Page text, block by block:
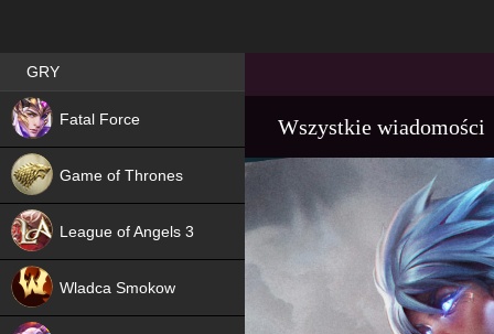
Wszystkie wiadomości
Best RPG games in Poland
GRY
Fatal Force
NEW
Game of Thrones
League of Angels 3
Wladca Smokow